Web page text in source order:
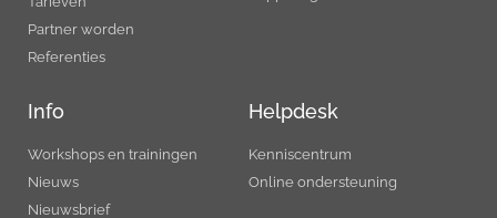
Partner worden
Referenties
Info
Workshops en trainingen
Nieuws
Nieuwsbrief
Helpdesk
Kenniscentrum
Online ondersteuning